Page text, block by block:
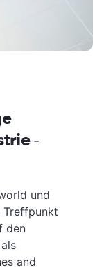
-
und
Treffpunkt
den
and